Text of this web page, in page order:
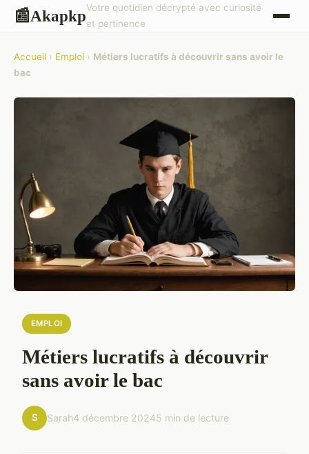
📰AkapkpVotre quotidien décrypté avec curiosité
et pertinence
Accueil › Emploi › Métiers lucratifs à découvrir sans avoir le
bac
EMPLOI
Métiers lucratifs à découvrir
sans avoir le bac
S Sarah4 décembre 20245 min de lecture